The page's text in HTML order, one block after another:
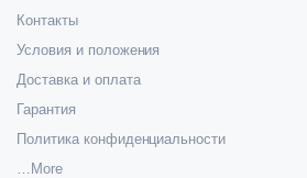
Контакты
Условия и положения
Доставка и оплата
Гарантия
Политика конфиденциальности
…More